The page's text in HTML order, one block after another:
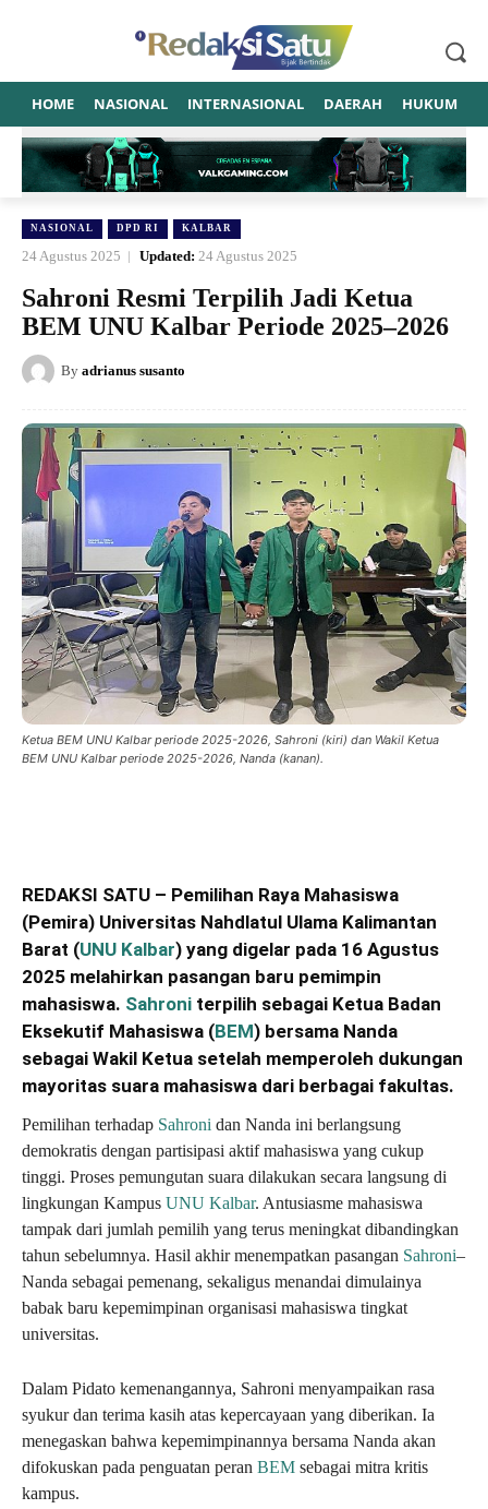
HOME NASIONAL INTERNASIONAL DAERAH HUKUM
NASIONAL DPD RI KALBAR
24 Agustus 2025 Updated: 24 Agustus 2025
Sahroni Resmi Terpilih Jadi Ketua
BEM UNU Kalbar Periode 2025–2026
By adrianus susanto
Ketua BEM UNU Kalbar periode 2025-2026, Sahroni (kiri) dan Wakil Ketua
BEM UNU Kalbar periode 2025-2026, Nanda (kanan).
REDAKSI SATU – Pemilihan Raya Mahasiswa
(Pemira) Universitas Nahdlatul Ulama Kalimantan
Barat (UNU Kalbar) yang digelar pada 16 Agustus
2025 melahirkan pasangan baru pemimpin
mahasiswa. Sahroni terpilih sebagai Ketua Badan
Eksekutif Mahasiswa (BEM) bersama Nanda
sebagai Wakil Ketua setelah memperoleh dukungan
mayoritas suara mahasiswa dari berbagai fakultas.
Pemilihan terhadap Sahroni dan Nanda ini berlangsung
demokratis dengan partisipasi aktif mahasiswa yang cukup
tinggi. Proses pemungutan suara dilakukan secara langsung di
lingkungan Kampus UNU Kalbar. Antusiasme mahasiswa
tampak dari jumlah pemilih yang terus meningkat dibandingkan
tahun sebelumnya. Hasil akhir menempatkan pasangan Sahroni–
Nanda sebagai pemenang, sekaligus menandai dimulainya
babak baru kepemimpinan organisasi mahasiswa tingkat
universitas.
Dalam Pidato kemenangannya, Sahroni menyampaikan rasa
syukur dan terima kasih atas kepercayaan yang diberikan. Ia
menegaskan bahwa kepemimpinannya bersama Nanda akan
difokuskan pada penguatan peran BEM sebagai mitra kritis
kampus.